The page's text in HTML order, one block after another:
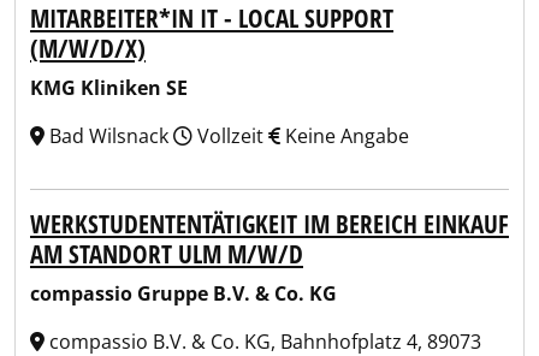
MITARBEITER*IN IT - LOCAL SUPPORT
(M/W/D/X)
KMG Kliniken SE
Bad Wilsnack
Vollzeit Keine Angabe
WERKSTUDENTENTÄTIGKEIT IM BEREICH EINKAUF
AM STANDORT ULM M/W/D
compassio Gruppe B.V. & Co. KG
compassio B.V. & Co. KG, Bahnhofplatz 4, 89073